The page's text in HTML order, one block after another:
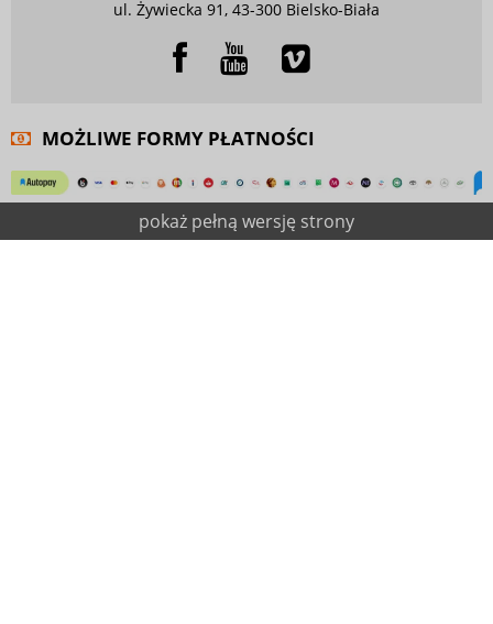
ul. Żywiecka 91, 43-300 Bielsko-Biała
MOŻLIWE FORMY PŁATNOŚCI
pokaż pełną wersję strony